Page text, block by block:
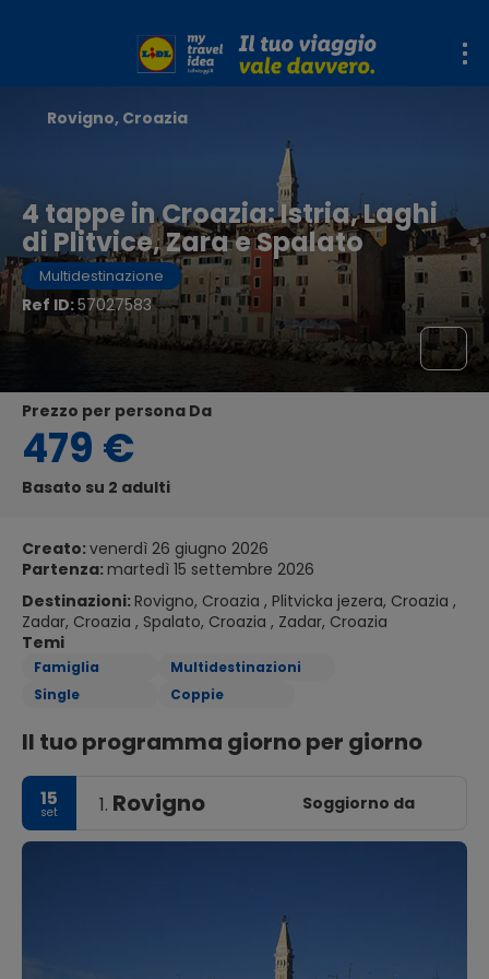
4 tappe in Croazia: Istria, Laghi
di Plitvice, Zara e Spalato
Multidestinazione
Ref ID:57027583
Rovigno, Croazia
Prezzo per persona Da
479 €
Basato su 2 adulti
Creato:venerdì 26 giugno 2026
Partenza:martedì 15 settembre 2026
Destinazioni:Rovigno, Croazia , Plitvicka jezera, Croazia ,
Zadar, Croazia , Spalato, Croazia , Zadar, Croazia
Temi
Famiglia
Multidestinazioni
Single
Coppie
Il tuo programma giorno per giorno
15
set 1. Rovigno Soggiorno da